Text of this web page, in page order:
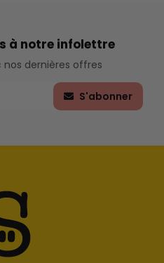
à notre infolettre
nos dernières offres
S'abonner